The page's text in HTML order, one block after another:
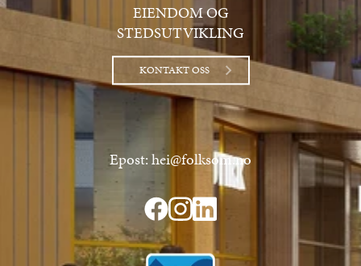
EIENDOM OG
STEDSUTVIKLING
KONTAKT OSS
Epost: hei@folksom.no